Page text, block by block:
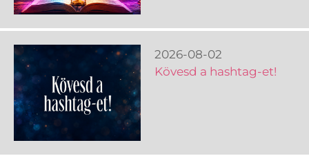
2026-08-02
Kövesd a hashtag-et!